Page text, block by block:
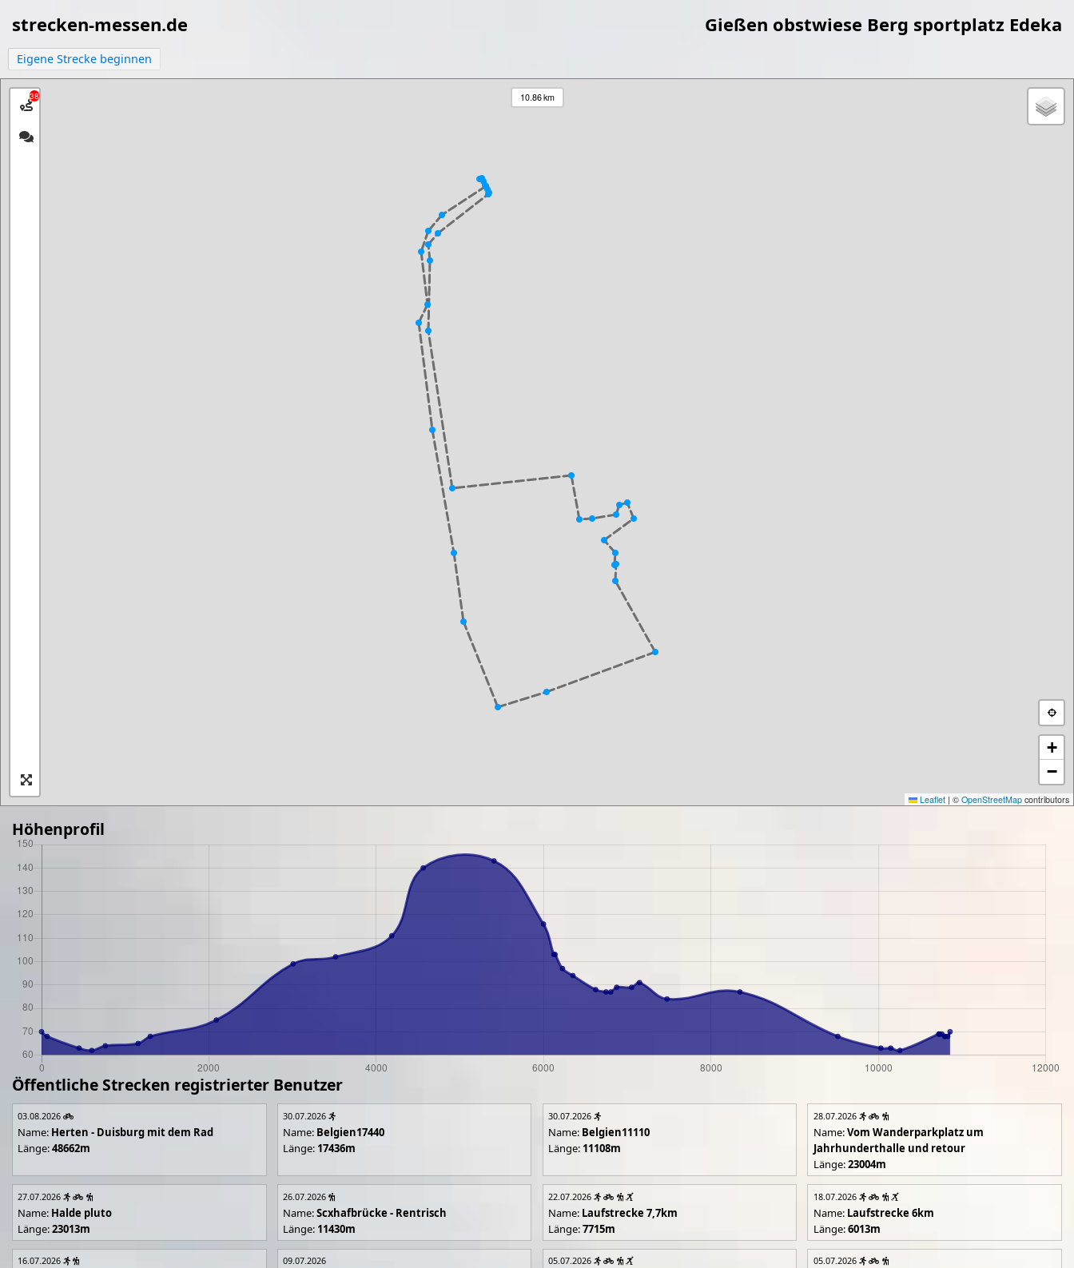
strecken-messen.de Gießen obstwiese Berg sportplatz Edeka
Eigene Strecke beginnen
38 10.86 km
+
−
Leaflet | © OpenStreetMap contributors
Höhenprofil
Öffentliche Strecken registrierter Benutzer
03.08.2026
Name: Herten - Duisburg mit dem Rad
Länge:48662m
30.07.2026
Name: Belgien17440
Länge: 17436m
30.07.2026
Name: Belgien11110
Länge: 11108m
28.07.2026
Name:Vom Wanderparkplatz um
Jahrhunderthalle und retour
Länge:23004m
27.07.2026
Name: Halde pluto
Länge:23013m
26.07.2026
Name:Scxhafbrücke - Rentrisch
Länge: 11430m
22.07.2026
Name: Laufstrecke 7,7km
Länge:7715m
18.07.2026
Name: Laufstrecke 6km
Länge:6013m
16.07.2026 09.07.2026 05.07.2026 05.07.2026